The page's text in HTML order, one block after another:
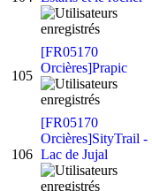
105
[FR05170
Orcières]Prapic
106
[FR05170
Orcières]SityTrail -
Lac de Jujal